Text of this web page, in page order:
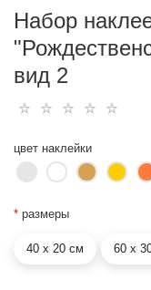
Набор
вид 2
цвет наклейки
* размеры
40 х 20 см 60 х